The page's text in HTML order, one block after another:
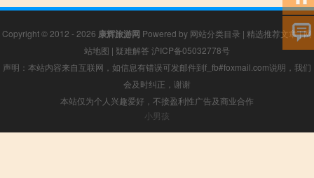
Copyright © 2012 - 2026 康辉旅游网 Powered by 网站分类目录 | 精选推荐文章|网
站地图 | 疑难解答 沪ICP备05032778号
声明：本站内容来自互联网，如信息有错误可发邮件到f_fb#foxmail.com说明，我们
会及时纠正，谢谢
本站仅为个人兴趣爱好，不接盈利性广告及商业合作
小男孩